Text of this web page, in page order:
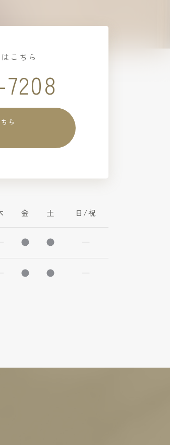
こちら
ら
金 土 日/祝
13:00
時間 9:30-13:00
診療していません
診療時間 9:30-13:00
19:00
時間 14:30-19:00
診療していません
診療時間 14:30-19:00